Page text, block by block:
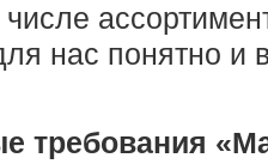
нас понятно и
требования